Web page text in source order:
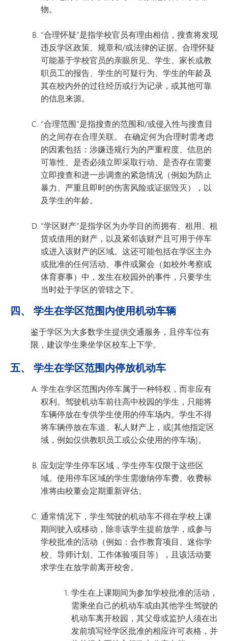
物。
“合理怀疑”是指学校官员有理由相信，搜查将发现
违反学区政策、规章和/或法律的证据。合理怀疑
可能基于学校官员的亲眼所见、学生、家长或教
职员工的报告、学生的可疑行为、学生的年龄及
其在校内外的过往经历或行为记录，或其他可靠
的信息来源。
“合理范围”是指搜查的范围和/或侵入性与搜查目
的之间存在合理关联。 在确定何为合理时需考虑
的因素包括：涉嫌违规行为的严重程度、信息的
可靠性、是否必须立即采取行动、是否存在需要
立即搜查和进一步调查的紧急情况（例如为防止
暴力、严重且即时的伤害风险或证据毁灭），以
及学生的年龄。
“学区财产”是指学区为办学目的而拥有、租用、租
赁或借用的财产，以及紧邻该财产且可用于停车
或进入该财产的区域。这还可能包括在学区主办
或批准的任何活动、事件或聚会（如校外考察或
体育赛事）中，发生在校园外的事件，只要学生
当时处于学区的管辖之下。
四、 学生在学区范围内使用机动车辆
鉴于学区为大多数学生提供交通服务，且停车位有
限，建议学生乘坐学区校车上下学。
五、 学生在学区范围内停放机动车
学生在学区范围内停车属于一种特权，而非应有
权利。驾驶机动车前往高中校园的学生，只能将
车辆停放在专供学生使用的停车场内。学生不得
将车辆停放在车道、私人财产上，或[其他指定区
域，例如仅供教职员工或公众使用的停车场]。
应划定学生停车区域，学生停车仅限于这些区
域。使用停车区域的学生需缴纳停车费。收费标
准将由校董会定期重新评估。
通常情况下，学生驾驶的机动车不得在学校上课
期间驶入或移动，除非该学生提前放学，或参与
学校批准的活动（例如：合作教育项目、迷你学
校、导师计划、工作体验项目等），且该活动要
求学生在放学前离开校舍。
学生在上课期间为参加学校批准的活动，
需乘坐自己的机动车或由其他学生驾驶的
机动车离开校园，其父母或监护人须在出
发前填写经学区批准的相应许可表格，并